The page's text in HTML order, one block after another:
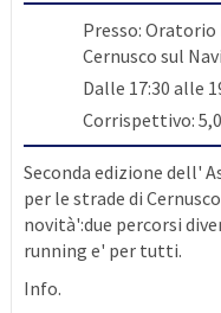
Presso: Oratorio
Cernusco sul
Dalle 17:30 alle
Corrispettivo:
Seconda edizione dell'
per le strade di
novità':due percorsi
running e' per tutti.
Info.